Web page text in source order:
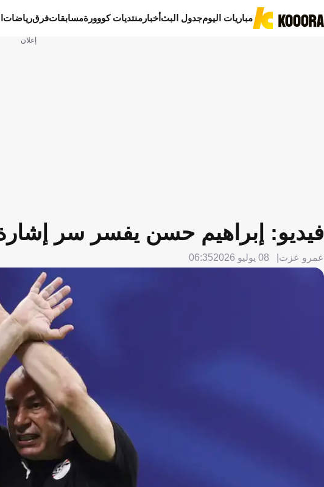
مباريات اليومجدول البثأخبار منتديات كووورةمسابقاتفرقرياضات
إعلان
فيديو: إبراهيم حسن يفسر سر إشارة
عمرو عزت 08 يوليو 2026 06:35